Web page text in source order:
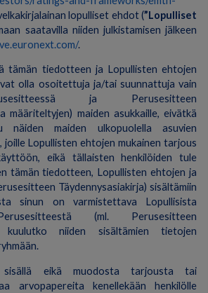
lopulliset ehdot (”Lopulliset
saatavilla niiden julkistamisen jälkeen
.
tämän tiedotteen ja Lopullisten ehtojen
olla osoitettuja ja/tai suunnattuja vain
ja Perusesitteen
määriteltyjen) maiden asukkaille, eivätkä
maiden ulkopuolella asuvien
joille Lopullisten ehtojen mukainen tarjous
eikä tällaisten henkilöiden tule
tämän tiedotteen, Lopullisten ehtojen ja
Täydennysasiakirja) sisältämiin
sinun on varmistettava Lopullisista
(ml. Perusesitteen
kuulutko niiden sisältämien tietojen
eikä muodosta tarjousta tai
arvopapereita kenellekään henkilölle